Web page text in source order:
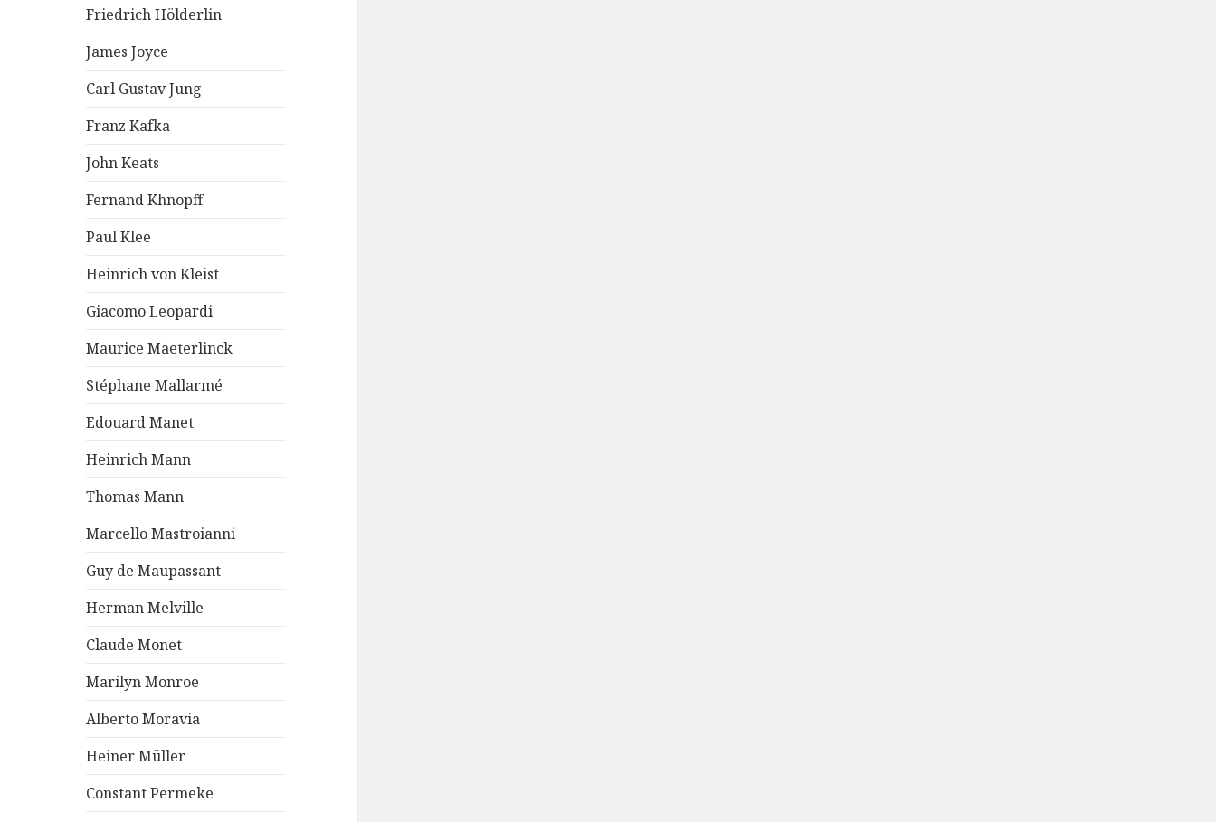
Friedrich Hölderlin
James Joyce
Carl Gustav Jung
Franz Kafka
John Keats
Fernand Khnopff
Paul Klee
Heinrich von Kleist
Giacomo Leopardi
Maurice Maeterlinck
Stéphane Mallarmé
Edouard Manet
Heinrich Mann
Thomas Mann
Marcello Mastroianni
Guy de Maupassant
Herman Melville
Claude Monet
Marilyn Monroe
Alberto Moravia
Heiner Müller
Constant Permeke